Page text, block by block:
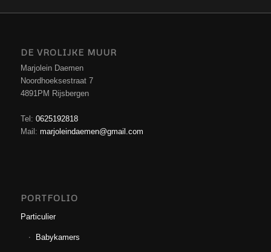
DE VROLIJKE MUUR
Marjolein Daemen
Noordhoeksestraat 7
4891PM Rijsbergen
Tel: 0625192818
Mail: marjoleindaemen@gmail.com
PORTFOLIO
Particulier
Babykamers